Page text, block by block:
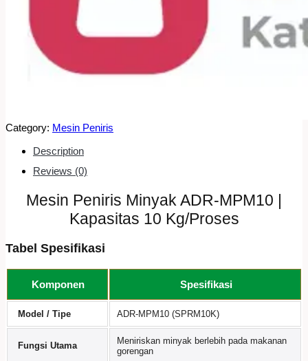
Category: Mesin Peniris
Description
Reviews (0)
Mesin Peniris Minyak ADR-MPM10 |
Kapasitas 10 Kg/Proses
Tabel Spesifikasi
Komponen Spesifikasi
Model / Tipe ADR-MPM10 (SPRM10K)
Fungsi Utama
Meniriskan minyak berlebih pada makanan
gorengan